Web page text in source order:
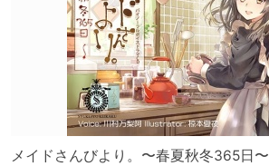
メイドさんびより。〜春夏秋冬365日〜